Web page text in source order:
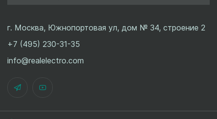
г. Москва, Южнопортовая ул, дом № 34, строение 2
+7 (495) 230-31-35
info@realelectro.com